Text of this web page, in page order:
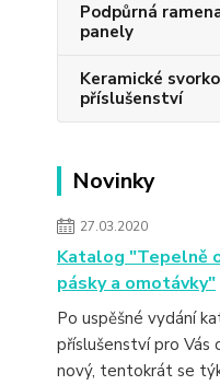
Podpůrná
panely
Keramické
příslušenství
Novinky
27.03.2020
Katalog "Tepelně
pásky a omotávky"
Po uspěšné vydání
příslušenství pro Vás
nový, tentokrát se